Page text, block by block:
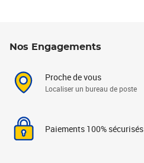
Nos Engagements
Proche de vous
Localiser un bureau de poste
Paiements 100% sécurisés